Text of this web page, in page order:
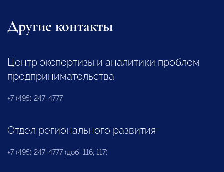
Другие контакты
Центр экспертизы и аналитики проблем
предпринимательства
+7 (495) 247-4777
Отдел регионального развития
+7 (495) 247-4777 (доб. 116, 117)